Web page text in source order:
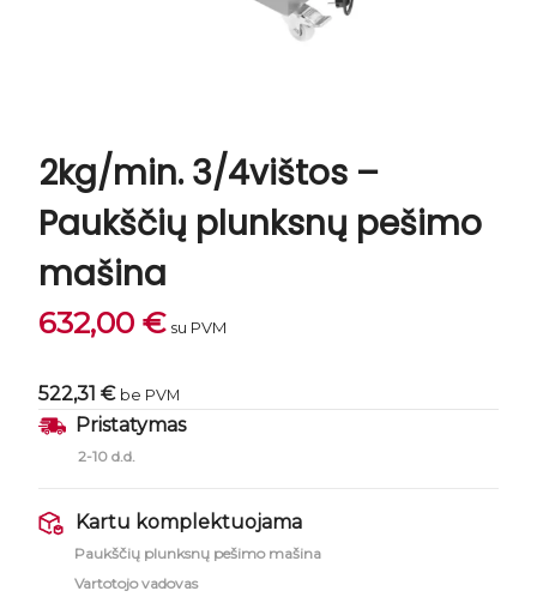
2kg/min. 3/4vištos –
Paukščių plunksnų pešimo
mašina
632,00 € su PVM
522,31 € be PVM
Pristatymas
2-10 d.d.
Kartu komplektuojama
Paukščių plunksnų pešimo mašina
Vartotojo vadovas